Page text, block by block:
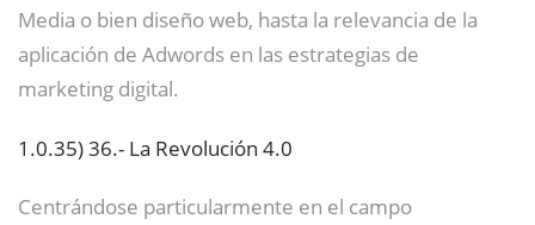
Media o bien diseño web, hasta la relevancia de la
aplicación de Adwords en las estrategias de
marketing digital.
1.0.35)36.- La Revolución 4.0
Centrándose particularmente en el campo